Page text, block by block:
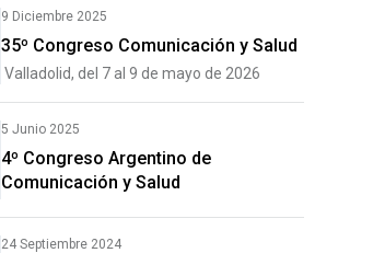
9 Diciembre 2025
35º Congreso Comunicación y Salud
Valladolid, del 7 al 9 de mayo de 2026
5 Junio 2025
4º Congreso Argentino de
Comunicación y Salud
24 Septiembre 2024